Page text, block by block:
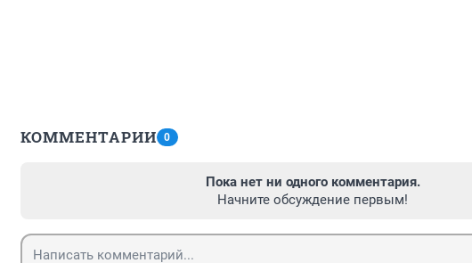
КОММЕНТАРИИ 0
Пока нет ни одного комментария.
Начните обсуждение первым!